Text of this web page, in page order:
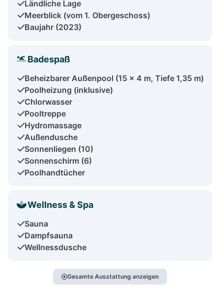
Ländliche Lage
Meerblick (vom 1. Obergeschoss)
Baujahr (2023)
Badespaß
Beheizbarer Außenpool (15 x 4 m, Tiefe 1,35 m)
Poolheizung (inklusive)
Chlorwasser
Pooltreppe
Hydromassage
Außendusche
Sonnenliegen (10)
Sonnenschirm (6)
Poolhandtücher
Wellness & Spa
Sauna
Dampfsauna
Wellnessdusche
Gesamte Ausstattung anzeigen